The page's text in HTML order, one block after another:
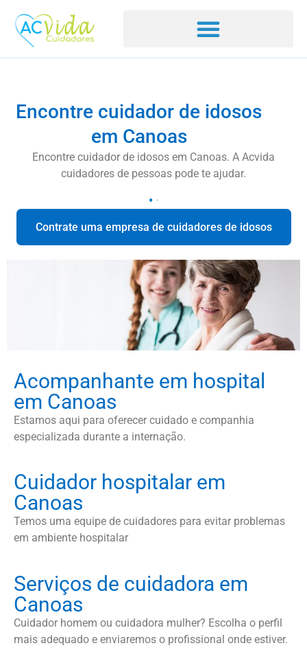
Encontre cuidador de idosos
em Canoas
Encontre cuidador de idosos em Canoas. A Acvida
cuidadores de pessoas pode te ajudar.
Contrate uma empresa de cuidadores de idosos
Acompanhante em hospital
em Canoas
Estamos aqui para oferecer cuidado e companhia
especializada durante a internação.
Cuidador hospitalar em
Canoas
Temos uma equipe de cuidadores para evitar problemas
em ambiente hospitalar
Serviços de cuidadora em
Canoas
Cuidador homem ou cuidadora mulher? Escolha o perfil
mais adequado e enviaremos o profissional onde estiver.